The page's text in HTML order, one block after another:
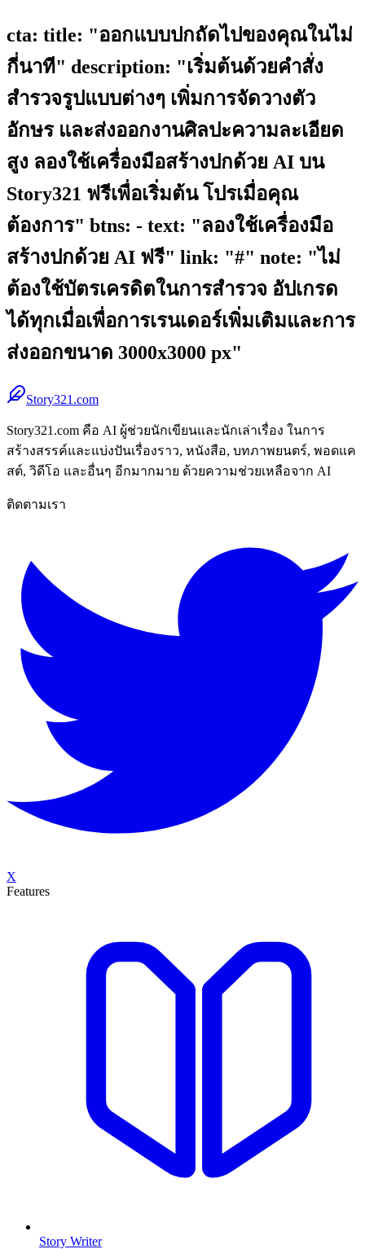
cta: title: "ออกแบบปกถัดไปของคุณในไม่
กี่นาที" description: "เริ่มต้นด้วยคำสั่ง
สำรวจรูปแบบต่างๆ เพิ่มการจัดวางตัว
อักษร และส่งออกงานศิลปะความละเอียด
สูง ลองใช้เครื่องมือสร้างปกด้วย AI บน
Story321 ฟรีเพื่อเริ่มต้น โปรเมื่อคุณ
ต้องการ" btns: - text: "ลองใช้เครื่องมือ
สร้างปกด้วย AI ฟรี" link: "#" note: "ไม่
ต้องใช้บัตรเครดิตในการสำรวจ อัปเกรด
ได้ทุกเมื่อเพื่อการเรนเดอร์เพิ่มเติมและการ
ส่งออกขนาด 3000x3000 px"
Story321.com
Story321.com คือ AI ผู้ช่วยนักเขียนและนักเล่าเรื่อง ในการ
สร้างสรรค์และแบ่งปันเรื่องราว, หนังสือ, บทภาพยนตร์, พอดแค
สต์, วิดีโอ และอื่นๆ อีกมากมาย ด้วยความช่วยเหลือจาก AI
ติดตามเรา
X
Features
Story Writer